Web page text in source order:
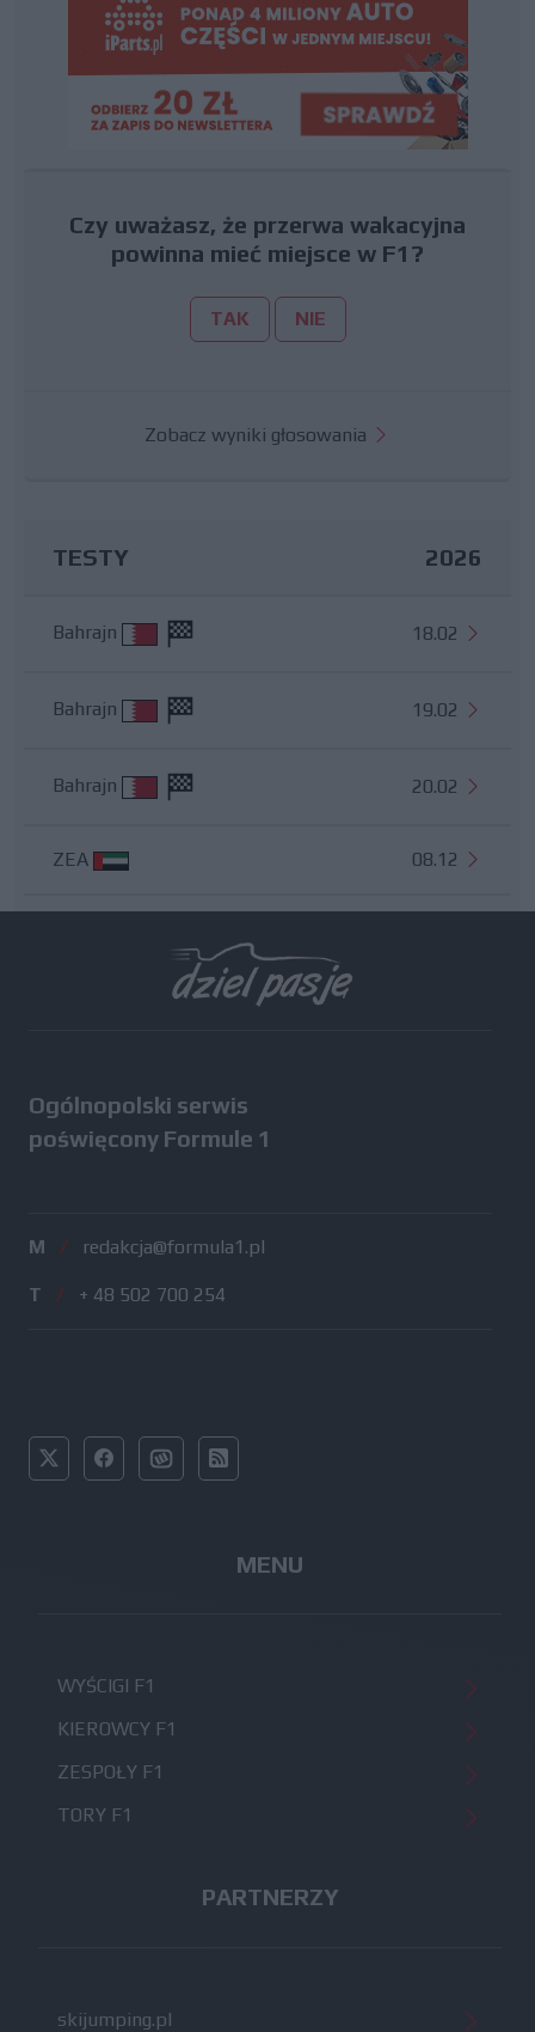
Czy uważasz, że przerwa wakacyjna
powinna mieć miejsce w F1?
TAK NIE
Zobacz wyniki głosowania
TESTY 2026
Bahrajn 18.02
Bahrajn 19.02
Bahrajn 20.02
ZEA 08.12
Ogólnopolski serwis
poświęcony Formule 1
M / redakcja@formula1.pl
T / + 48 502 700 254
MENU
WYŚCIGI F1
KIEROWCY F1
ZESPOŁY F1
TORY F1
PARTNERZY
skijumping.pl